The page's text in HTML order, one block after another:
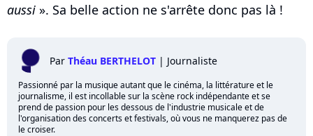
aussi ». Sa belle action ne s'arrête donc pas là !
Par Théau BERTHELOT | Journaliste
Passionné par la musique autant que le cinéma, la littérature et le
journalisme, il est incollable sur la scène rock indépendante et se
prend de passion pour les dessous de l'industrie musicale et de
l'organisation des concerts et festivals, où vous ne manquerez pas de
le croiser.